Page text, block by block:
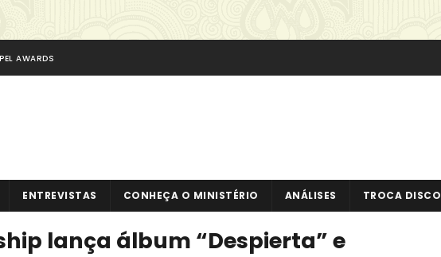
AWARDS
ENTREVISTAS CONHEÇA O MINISTÉRIO ANÁLISES TROCA DISCO
lança álbum “Despierta” e